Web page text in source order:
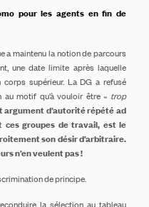
pour les agents en fin de
a maintenu la notion de parcours
une date limite après laquelle
supérieur. La DG a refusé
motif qu’à vouloir être « trop
argument d’autorité répété ad
ces groupes de travail, est le
son désir d’arbitraire.
n’en veulent pas !
de principe.
la sélection au tableau